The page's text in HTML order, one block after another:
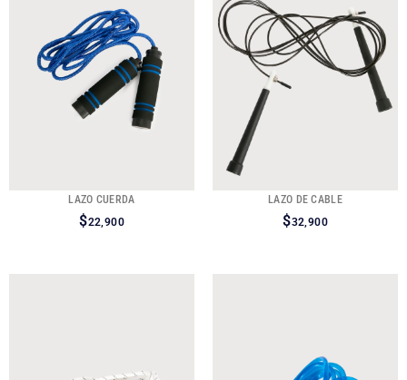
LAZO CUERDA
$22,900
LAZO DE CABLE
$32,900